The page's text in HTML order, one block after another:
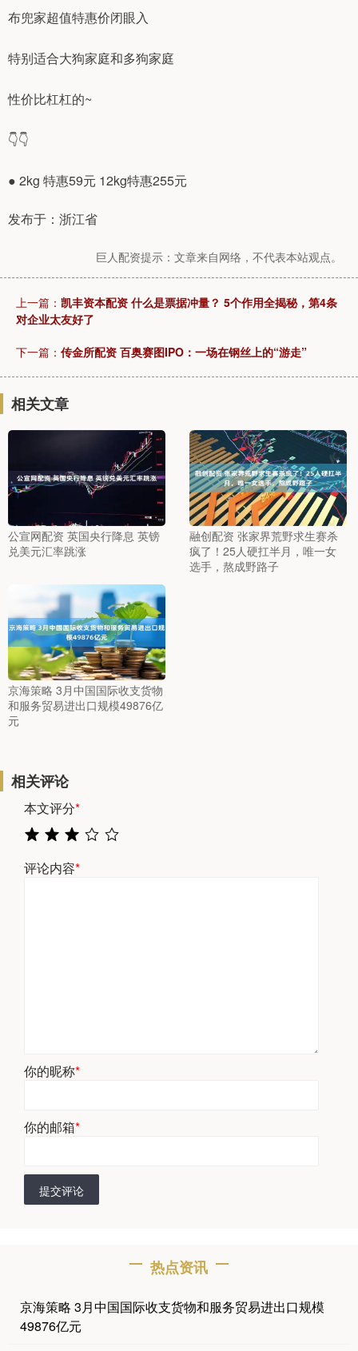
布兜家超值特惠价闭眼入
特别适合大狗家庭和多狗家庭
性价比杠杠的~
👇️👇️
● 2kg 特惠59元 12kg特惠255元
发布于：浙江省
巨人配资提示：文章来自网络，不代表本站观点。
上一篇： 凯丰资本配资 什么是票据冲量？ 5个作用全揭秘，第4条
对企业太友好了
下一篇： 传金所配资 百奥赛图IPO：一场在钢丝上的“游走”
相关文章
公宣网配资 英国央行降息 英镑
兑美元汇率跳涨
融创配资 张家界荒野求生赛杀
疯了！25人硬扛半月，唯一女
选手，熬成野路子
京海策略 3月中国国际收支货物
和服务贸易进出口规模49876亿
元
相关评论
本文评分*
评论内容*
你的昵称*
你的邮箱*
提交评论
热点资讯
京海策略 3月中国国际收支货物和服务贸易进出口规模
49876亿元